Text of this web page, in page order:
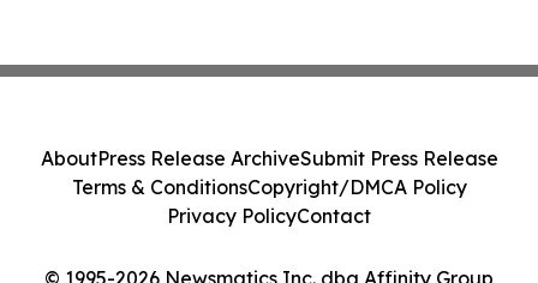
© 1995-2026 Newsmatics Inc. dba Affinity Group
AboutPress Release ArchiveSubmit Press Release
Terms & ConditionsCopyright/DMCA Policy
Privacy PolicyContact